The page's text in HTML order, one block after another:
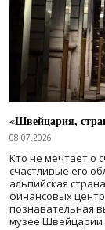
«Швейцария,
08.07.2026
Кто не мечтает о
счастливые его
альпийская
финансовых
познавательная
музее Швейцарии